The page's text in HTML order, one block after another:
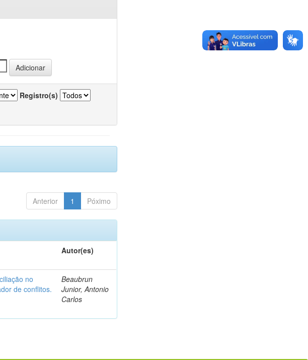
Registro(s)
Anterior 1 Póximo
Autor(es)
no
de conflitos.
Beaubrun
Junior, Antonio
Carlos